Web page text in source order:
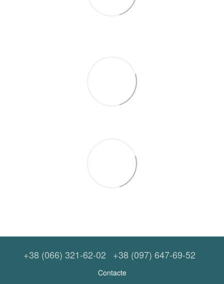
+38 (066) 321-62-02 +38 (097) 647-69-52
Contacte